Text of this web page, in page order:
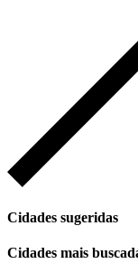
Cidades sugeridas
Cidades mais